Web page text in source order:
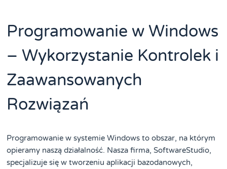
Programowanie w Windows
– Wykorzystanie Kontrolek i
Zaawansowanych
Rozwiązań
Programowanie w systemie Windows to obszar, na którym
opieramy naszą działalność. Nasza firma, SoftwareStudio,
specjalizuje się w tworzeniu aplikacji bazodanowych,